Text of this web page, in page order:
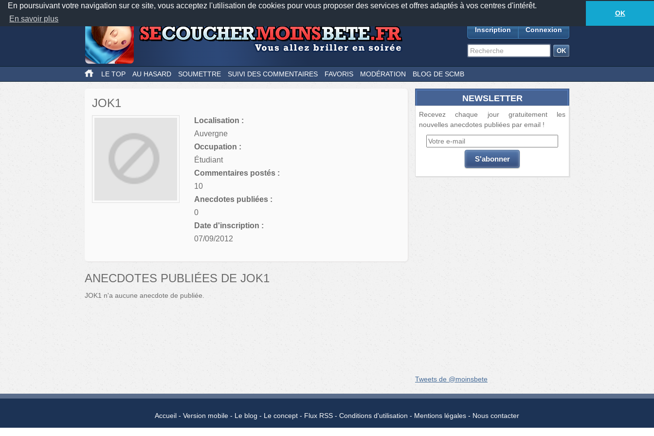
En poursuivant votre navigation sur ce site, vous acceptez l'utilisation de cookies pour vous proposer des services et offres adaptés à vos centres d'intérêt.
En savoir plus
OK
Nos applications mobiles Newsletter Facebook
TwitterFeeds18877anecdotes-279lecteurs connectés
Inscription Connexion
LE TOP AU HASARD SOUMETTRE SUIVI DES COMMENTAIRES FAVORIS MODÉRATION BLOG DE SCMB
JOK1
Localisation :
Auvergne
Occupation :
Étudiant
Commentaires postés :
10
Anecdotes publiées :
0
Date d'inscription :
07/09/2012
ANECDOTES PUBLIÉES DE JOK1
JOK1 n'a aucune anecdote de publiée.
NEWSLETTER
Recevez chaque jour gratuitement les
nouvelles anecdotes publiées par email !
Tweets de @moinsbete
Accueil Version mobile Le blog Le concept Flux RSS Conditions d'utilisation Mentions légales Nous contacter